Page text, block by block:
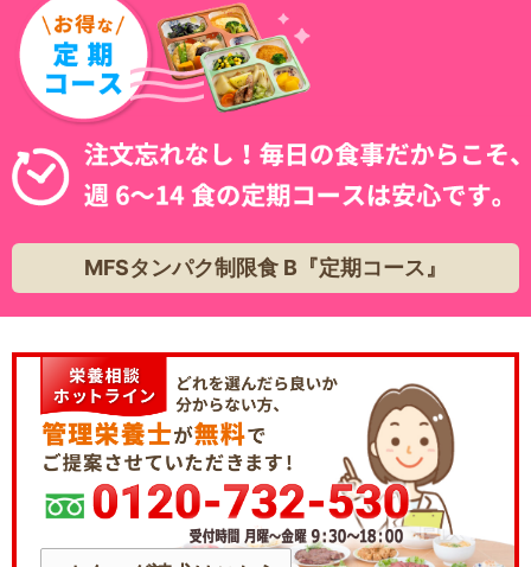
MFSタンパク制限食 B『定期コース』